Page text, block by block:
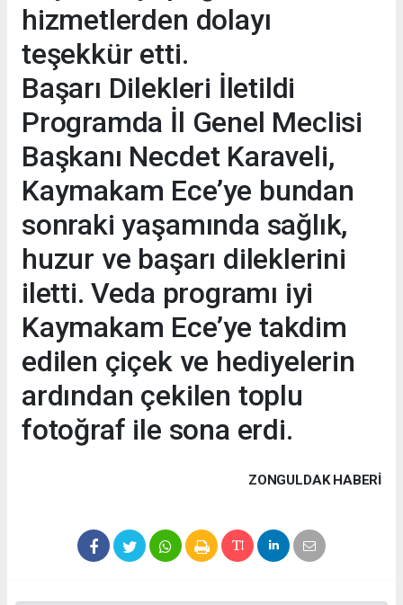
hizmetlerden dolayı
teşekkür etti.
Başarı Dilekleri İletildi
Programda İl Genel Meclisi
Başkanı Necdet Karaveli,
Kaymakam Ece’ye bundan
sonraki yaşamında sağlık,
huzur ve başarı dileklerini
iletti. Veda programı iyi
Kaymakam Ece’ye takdim
edilen çiçek ve hediyelerin
ardından çekilen toplu
fotoğraf ile sona erdi.
ZONGULDAK HABERİ